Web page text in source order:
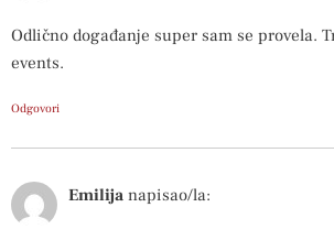
Odlično događanje super sam se provela.
events.
Odgovori
Emilija napisao/la: